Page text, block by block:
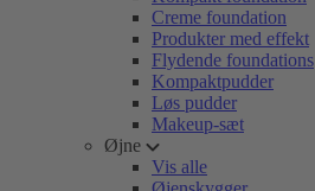
Creme foundation
Produkter med effekt
Flydende foundations
Kompaktpudder
Løs pudder
Makeup-sæt
Øjne
Vis alle